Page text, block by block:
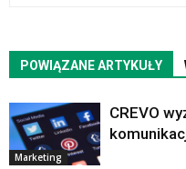
POWIĄZANE ARTYKUŁY
Marketing
CREVO